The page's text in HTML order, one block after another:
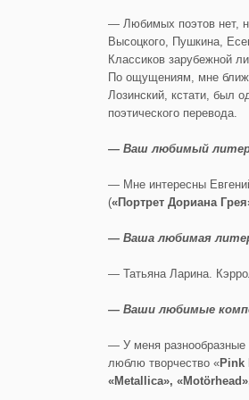
— Любимых поэтов нет,
Высоцкого, Пушкина,
Классиков зарубежной
По ощущениям, мне
Лозинский, кстати, был
поэтического перевода.
— Ваш любимый
— Мне интересны
(«Портрет Дориана
— Ваша любимая
— Татьяна Ларина.
— Ваши любимые
— У меня
люблю творчество «Pink
«Metallica»,